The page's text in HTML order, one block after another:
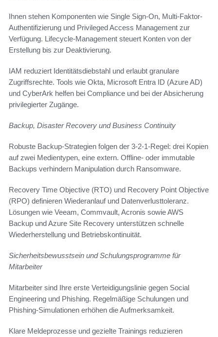
Ihnen stehen Komponenten wie Single Sign-On, Multi-Faktor-
Authentifizierung und Privileged Access Management zur
Verfügung. Lifecycle-Management steuert Konten von der
Erstellung bis zur Deaktivierung.
IAM reduziert Identitätsdiebstahl und erlaubt granulare
Zugriffsrechte. Tools wie Okta, Microsoft Entra ID (Azure AD)
und CyberArk helfen bei Compliance und bei der Absicherung
privilegierter Zugänge.
Backup, Disaster Recovery und Business Continuity
Robuste Backup-Strategien folgen der 3-2-1-Regel: drei Kopien
auf zwei Medientypen, eine extern. Offline- oder immutable
Backups verhindern Manipulation durch Ransomware.
Recovery Time Objective (RTO) und Recovery Point Objective
(RPO) definieren Wiederanlauf und Datenverlusttoleranz.
Lösungen wie Veeam, Commvault, Acronis sowie AWS
Backup und Azure Site Recovery unterstützen schnelle
Wiederherstellung und Betriebskontinuität.
Sicherheitsbewusstsein und Schulungsprogramme für
Mitarbeiter
Mitarbeiter sind Ihre erste Verteidigungslinie gegen Social
Engineering und Phishing. Regelmäßige Schulungen und
Phishing-Simulationen erhöhen die Aufmerksamkeit.
Klare Meldeprozesse und gezielte Trainings reduzieren